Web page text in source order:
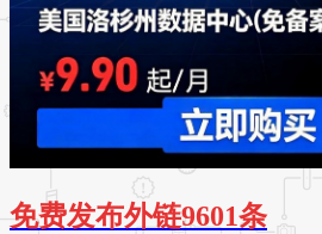
免费发布外链9601条